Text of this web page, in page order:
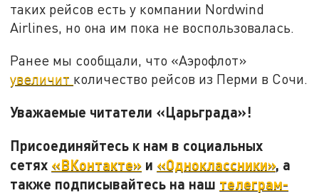
таких рейсов есть у компании Nordwind
Airlines, но она им пока не воспользовалась.
Ранее мы сообщали, что «Аэрофлот»
увеличит количество рейсов из Перми в Сочи.
Уважаемые читатели «Царьграда»!
Присоединяйтесь к нам в социальных
сетях «ВКонтакте» и «Одноклассники», а
также подписывайтесь на наш телеграм-